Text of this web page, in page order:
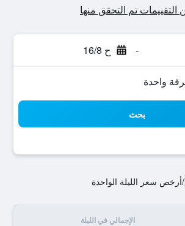
- ح 16/8
بحث
/أرخص سعر الليلة الواحدة
الإجمالي في الليلة